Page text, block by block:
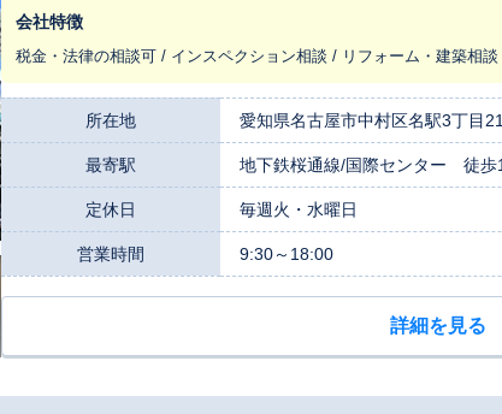
清須市・北名古屋市・岩倉市・稲沢市・あま市・海部郡大治町・一宮
却保証」・「リースバック」より、売主様に最善の売却方法をご提案
だきます。 是非、三交の仲介「すまいる」、買取「モア」をご利用下
ど、不動産について何なりとお気軽にお問合せください。案件によっ
会社特徴
税金・法律の相談可 / インスペクション相談 / リフォーム・建築相
所在地 愛知県名古屋市中村区名駅3丁目
最寄駅 地下鉄桜通線/国際センター 徒歩
定休日 毎週火・水曜日
営業時間 9:30～18:00
詳細を見る